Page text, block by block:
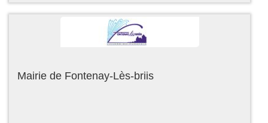
Mairie de Fontenay-Lès-briis